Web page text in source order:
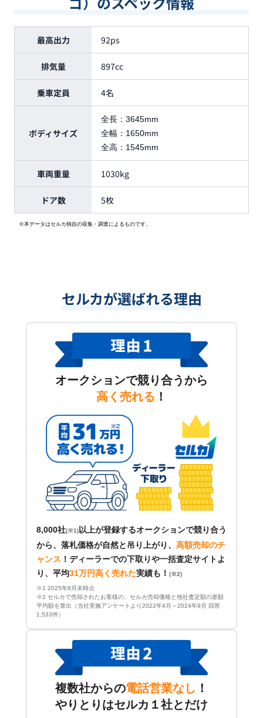
最高出力 92ps
排気量 897cc
乗車定員 4名
ボディサイズ
全長： 3645mm
全幅： 1650mm
全高： 1545mm
車両重量 1030kg
ドア数 5枚
※本データはセルカ独自の収集・調査によるものです。
セルカが選ばれる理由
オークションで競り合うから
高く売れる ！
8,000社(※1)以上が登録するオークションで競り合う
から、落札価格が自然と吊り上がり、 高額売却のチ
ャンス ！ ディーラーでの下取りや一括査定サイトよ
り、平均31万円高く売れた実績も！ (※2)
※1 2025年8月末時点
※2 セルカで売却されたお客様の、セルカ売却価格と他社査定額の差額
平均額を算出（当社実施アンケートより2022年4月～2024年9月 回答
1,533件）
複数社からの電話営業なし ！
やりとりはセルカ１社とだけ